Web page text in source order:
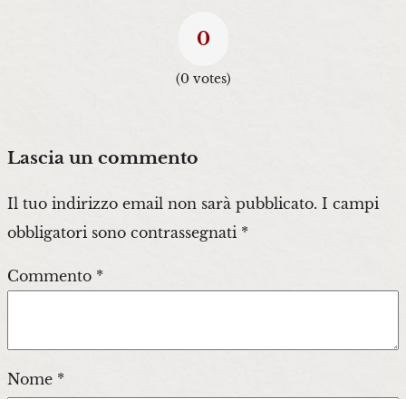
0
(0votes)
Lascia un commento
Il tuo indirizzo email non sarà pubblicato. I campi
obbligatori sono contrassegnati *
Commento *
Nome *